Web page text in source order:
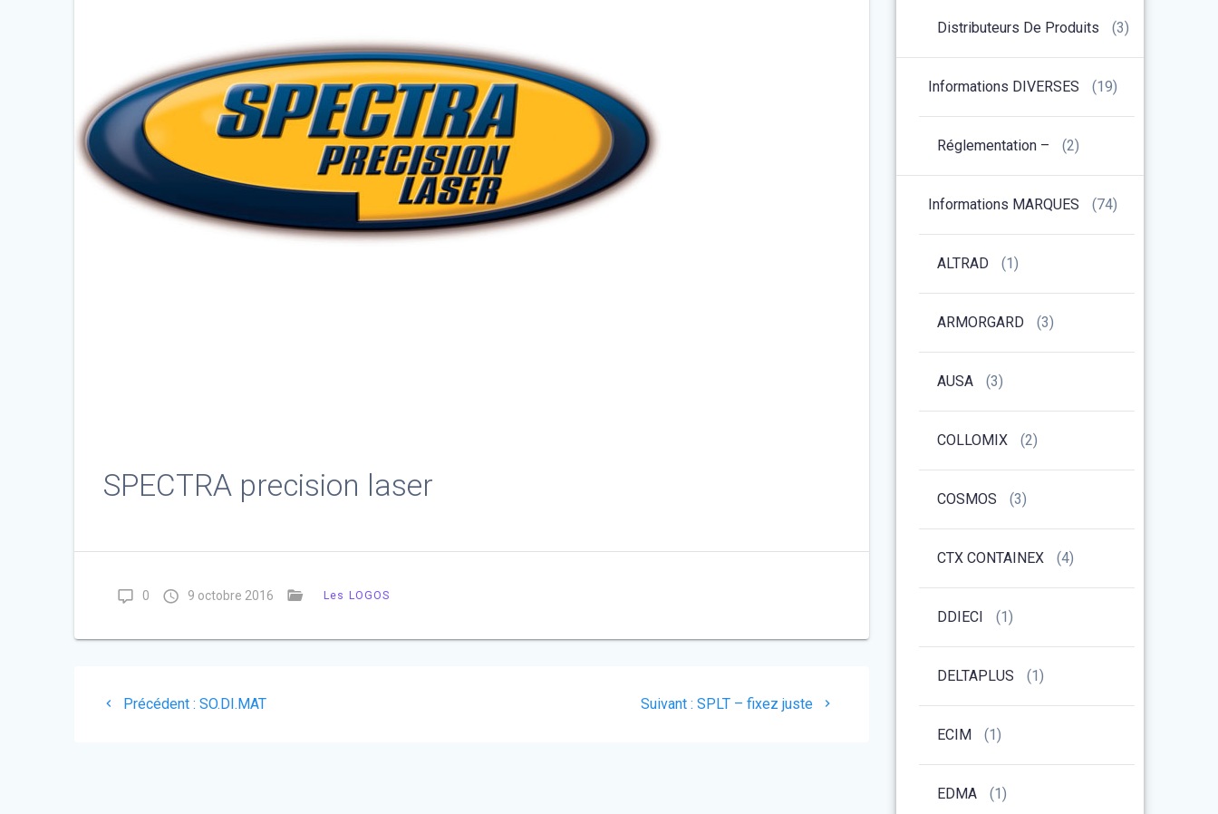
SPECTRA precision laser
0 9 octobre 2016 Les LOGOS
Navigation
Précédent : Article
SO.DI.MAT Suivant : Article
SPLT – fixez juste
Distributeurs De Produits (3)
Informations DIVERSES (19)
Réglementation – (2)
Informations MARQUES (74)
ALTRAD (1)
ARMORGARD (3)
AUSA (3)
COLLOMIX (2)
COSMOS (3)
CTX CONTAINEX (4)
DDIECI (1)
DELTAPLUS (1)
ECIM (1)
EDMA (1)